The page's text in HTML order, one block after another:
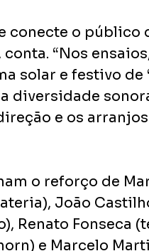
conecte o público
“Nos
solar e festivo de
diversidade
e os
o reforço de
João
Renato Fonseca
e Marcelo